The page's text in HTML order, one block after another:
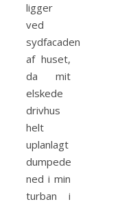
ligger
ved
sydfacaden
af huset,
da mit
elskede
drivhus
helt
uplanlagt
dumpede
ned i min
turban i